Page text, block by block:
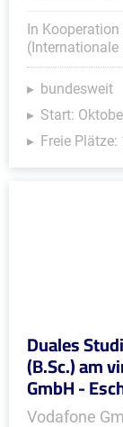
In
(Internationale
bundesweit
Start:
Freie Plätze:
Duales
(B.Sc.) am
GmbH -
Vodafone